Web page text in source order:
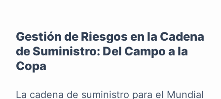
Gestión de Riesgos en la Cadena
de Suministro: Del Campo a la
Copa
La cadena de suministro para el Mundial